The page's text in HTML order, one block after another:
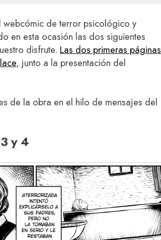
de terror psicológico y
en esta ocasión las dos siguientes
disfrute. Las dos primeras páginas
, junto a la presentación del
de la obra en el hilo de mensajes del
y 4